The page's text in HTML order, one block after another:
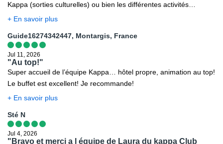
Kappa (sorties culturelles) ou bien les différentes activités
proposées à l’hôtel (sports, soirées à thème…) ou même lors de
connaissance de la culture locale, des environs et des moyens de
transports pour les excursions et toujours le sourire ! Nous avons
particulièrement apprécié Julie qui était toujours présente pour
rendre service et très agréable et drôle lors des activités
+ En savoir plus
Guide16274342447, Montargis, France
Jul 11, 2026
"Au top!"
Super accueil de l’équipe Kappa… hôtel propre, animation au top!
Le buffet est excellent! Je recommande!
+ En savoir plus
Sté N
Jul 4, 2026
"Bravo et merci a l équipe de Laura du kappa Club